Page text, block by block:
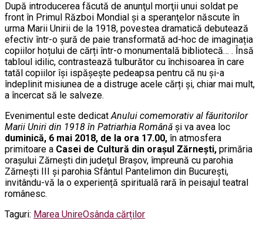
După introducerea făcută de anunţul morţii unui soldat pe
front în Primul Război Mondial şi a speranţelor născute în
urma Marii Unirii de la 1918, povestea dramatică debutează
efectiv într-o șură de paie transformată ad-hoc de imaginația
copiilor hoțului de cărți într-o monumentală bibliotecă… . Însă
tabloul idilic, contrastează tulburător cu închisoarea în care
tatăl copiilor își ispășește pedeapsa pentru că nu și-a
îndeplinit misiunea de a distruge acele cărți și, chiar mai mult,
a încercat să le salveze.
Evenimentul este dedicatAnului comemorativ al făuritorilor
Marii Uniri din 1918 în Patriarhia Română şi va avea loc
duminică, 6 mai 2018, de la ora 17.00, în atmosfera
primitoare a Casei de Cultură din oraşul Zărneşti, primăria
oraşului Zărneşti din judeţul Braşov, împreună cu parohia
Zărneşti III şi parohia Sfântul Pantelimon din Bucureşti,
invitându-vă la o experiență spirituală rară în peisajul teatral
românesc.
Taguri: Marea UnireOsânda cărților